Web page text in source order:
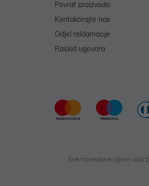
Povrat proizvoda
Kontaktirajte nas
Odjel reklamacije
Raskid ugovora
Sve navedene cijene